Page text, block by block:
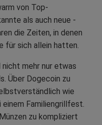
von Top-
als auch neue -
die Zeiten, in denen
für sich allein hatten.
mehr nur etwas
Über Dogecoin zu
wie
Familiengrillfest.
zu kompliziert